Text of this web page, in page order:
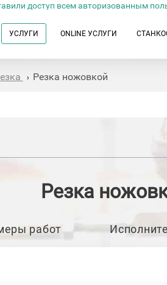
доступ всем авторизованным
УСЛУГИ ONLINE УСЛУГИ
› Резка ножовкой
Резка
работ